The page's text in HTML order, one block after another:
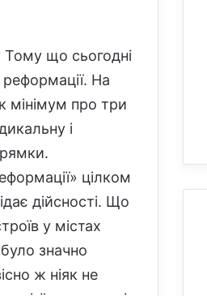
що сьогодні
реформації. На
мінімум про три
і
цілком
дійсності. Що
у містах
значно
ж ніяк не